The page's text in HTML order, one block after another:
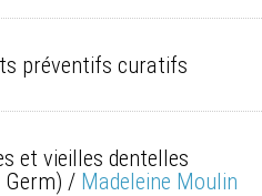
préventifs curatifs
et vieilles dentelles
/ Madeleine Moulin